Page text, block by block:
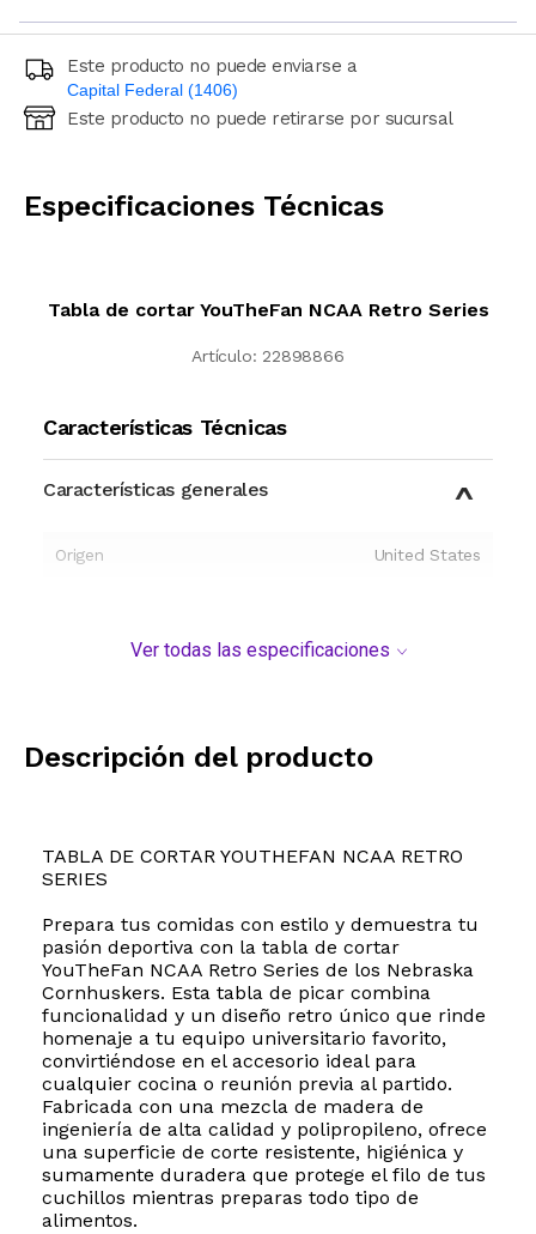
Este producto no puede enviarse a
Capital Federal (1406)
Ingresá código postal (sólo números)
Este producto no puede retirarse por sucursal
Especificaciones Técnicas
Tabla de cortar YouTheFan NCAA Retro Series
Artículo: 22898866
Características Técnicas
Características generales
Origen United States
Ver todas las especificaciones
Descripción del producto
TABLA DE CORTAR YOUTHEFAN NCAA RETRO
SERIES
Prepara tus comidas con estilo y demuestra tu
pasión deportiva con la tabla de cortar
YouTheFan NCAA Retro Series de los Nebraska
Cornhuskers. Esta tabla de picar combina
funcionalidad y un diseño retro único que rinde
homenaje a tu equipo universitario favorito,
convirtiéndose en el accesorio ideal para
cualquier cocina o reunión previa al partido.
Fabricada con una mezcla de madera de
ingeniería de alta calidad y polipropileno, ofrece
una superficie de corte resistente, higiénica y
sumamente duradera que protege el filo de tus
cuchillos mientras preparas todo tipo de
alimentos.